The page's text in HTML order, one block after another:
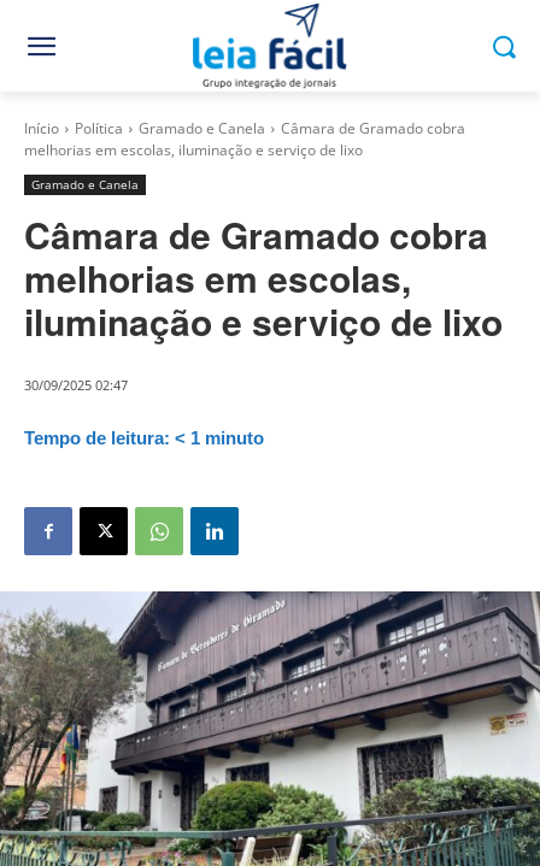
Início Política Gramado e Canela
Câmara de Gramado cobra
melhorias em escolas, iluminação e serviço de lixo
Gramado e Canela
Câmara de Gramado cobra
melhorias em escolas,
iluminação e serviço de lixo
30/09/2025 02:47
Tempo de leitura: < 1 minuto